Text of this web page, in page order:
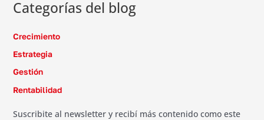
Categorías del blog
Crecimiento
Estrategia
Gestión
Rentabilidad
Suscribite al newsletter y recibí más contenido como este